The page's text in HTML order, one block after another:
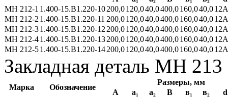
МН 212-1 1.400-15.В1.220-10200,0120,040,0400,0160,040,0
МН 212-2 1.400-15.В1.220-11 200,0120,040,0400,0160,040,0
МН 212-31.400-15.В1.220-12 200,0120,040,0400,0160,040,0
МН 212-41.400-15.В1.220-13200,0120,040,0400,0160,040,0
МН 212-51.400-15.В1.220-14200,0120,040,0400,0160,040,0
Закладная деталь МН 213
Марка Обозначение
Размеры, мм
А
а₁ a₂ В в₁ в₂
d